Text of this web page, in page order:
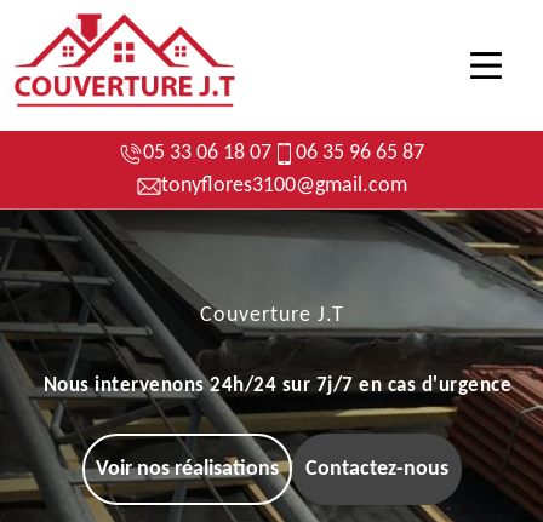
05 33 06 18 07
06 35 96 65 87
tonyflores3100@gmail.com
Couverture J.T
Nous intervenons 24h/24 sur 7j/7 en cas d'urgence
Voir nos réalisations Contactez-nous